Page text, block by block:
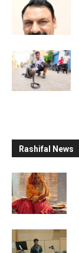
Rashifal News